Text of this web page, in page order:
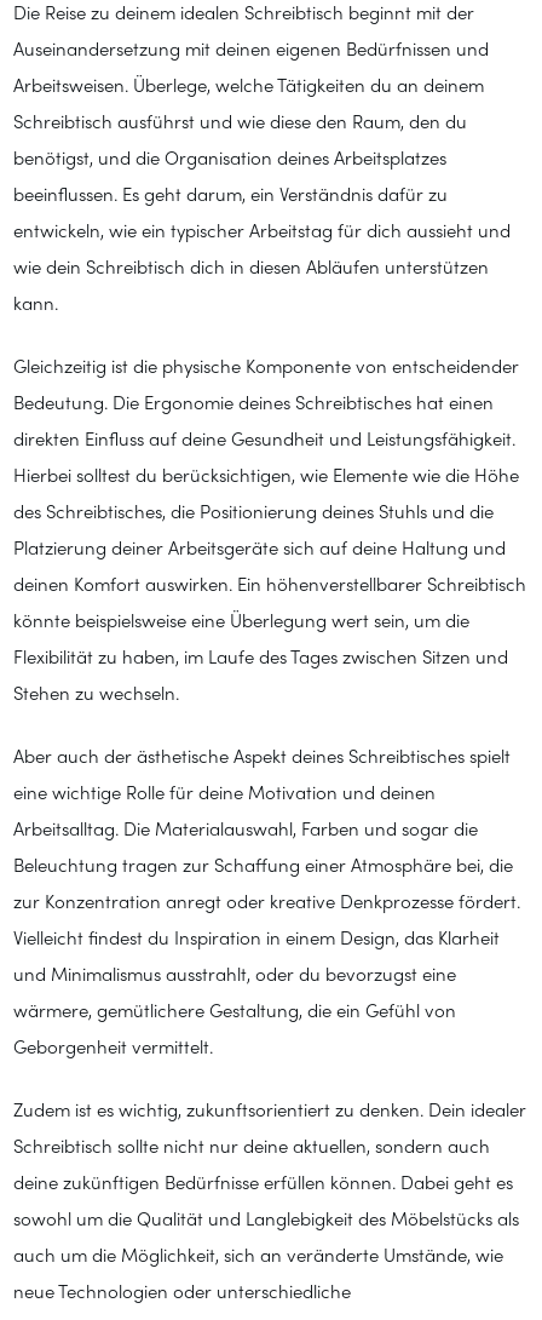
Die Reise zu deinem idealen Schreibtisch beginnt mit der
Auseinandersetzung mit deinen eigenen Bedürfnissen und
Arbeitsweisen. Überlege, welche Tätigkeiten du an deinem
Schreibtisch ausführst und wie diese den Raum, den du
benötigst, und die Organisation deines Arbeitsplatzes
beeinflussen. Es geht darum, ein Verständnis dafür zu
entwickeln, wie ein typischer Arbeitstag für dich aussieht und
wie dein Schreibtisch dich in diesen Abläufen unterstützen
kann.
Gleichzeitig ist die physische Komponente von entscheidender
Bedeutung. Die Ergonomie deines Schreibtisches hat einen
direkten Einfluss auf deine Gesundheit und Leistungsfähigkeit.
Hierbei solltest du berücksichtigen, wie Elemente wie die Höhe
des Schreibtisches, die Positionierung deines Stuhls und die
Platzierung deiner Arbeitsgeräte sich auf deine Haltung und
deinen Komfort auswirken. Ein höhenverstellbarer Schreibtisch
könnte beispielsweise eine Überlegung wert sein, um die
Flexibilität zu haben, im Laufe des Tages zwischen Sitzen und
Stehen zu wechseln.
Aber auch der ästhetische Aspekt deines Schreibtisches spielt
eine wichtige Rolle für deine Motivation und deinen
Arbeitsalltag. Die Materialauswahl, Farben und sogar die
Beleuchtung tragen zur Schaffung einer Atmosphäre bei, die
zur Konzentration anregt oder kreative Denkprozesse fördert.
Vielleicht findest du Inspiration in einem Design, das Klarheit
und Minimalismus ausstrahlt, oder du bevorzugst eine
wärmere, gemütlichere Gestaltung, die ein Gefühl von
Geborgenheit vermittelt.
Zudem ist es wichtig, zukunftsorientiert zu denken. Dein idealer
Schreibtisch sollte nicht nur deine aktuellen, sondern auch
deine zukünftigen Bedürfnisse erfüllen können. Dabei geht es
sowohl um die Qualität und Langlebigkeit des Möbelstücks als
auch um die Möglichkeit, sich an veränderte Umstände, wie
neue Technologien oder unterschiedliche